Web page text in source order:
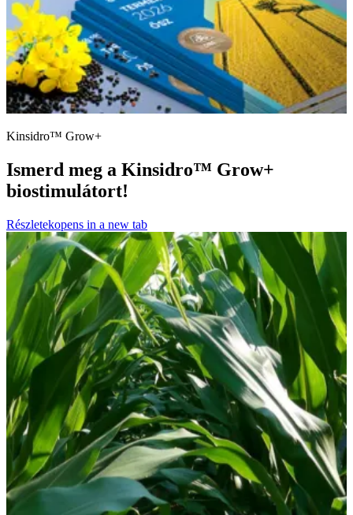
Kinsidro™ Grow+
Ismerd meg a Kinsidro™ Grow+
biostimulátort!
Részletekopens in a new tab